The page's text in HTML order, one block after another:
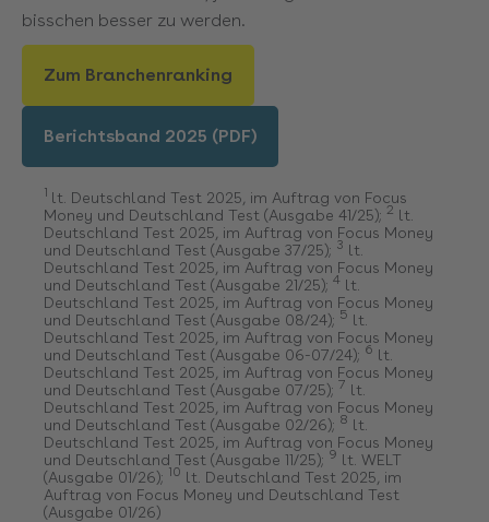
bisschen besser zu werden.
Zum Branchenranking
Berichtsband 2025 (PDF)
1 lt. Deutschland Test 2025, im Auftrag von Focus
Money und Deutschland Test (Ausgabe 41/25); 2 lt.
Deutschland Test 2025, im Auftrag von Focus Money
und Deutschland Test (Ausgabe 37/25); 3 lt.
Deutschland Test 2025, im Auftrag von Focus Money
und Deutschland Test (Ausgabe 21/25); 4 lt.
Deutschland Test 2025, im Auftrag von Focus Money
und Deutschland Test (Ausgabe 08/24); 5 lt.
Deutschland Test 2025, im Auftrag von Focus Money
und Deutschland Test (Ausgabe 06-07/24); 6 lt.
Deutschland Test 2025, im Auftrag von Focus Money
und Deutschland Test (Ausgabe 07/25); 7 lt.
Deutschland Test 2025, im Auftrag von Focus Money
und Deutschland Test (Ausgabe 02/26); 8 lt.
Deutschland Test 2025, im Auftrag von Focus Money
und Deutschland Test (Ausgabe 11/25); 9 lt. WELT
(Ausgabe 01/26); 10 lt. Deutschland Test 2025, im
Auftrag von Focus Money und Deutschland Test
(Ausgabe 01/26)